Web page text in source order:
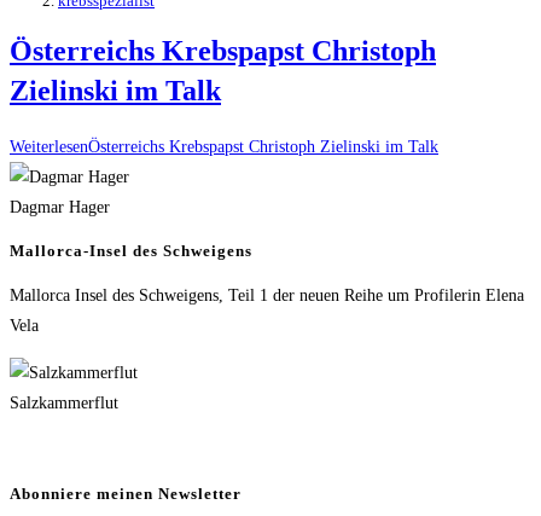
Österreichs Krebspapst Christoph
Zielinski im Talk
WeiterlesenÖsterreichs Krebspapst Christoph Zielinski im Talk
Dagmar Hager
Mallorca-Insel des Schweigens
Mallorca Insel des Schweigens, Teil 1 der neuen Reihe um Profilerin Elena
Vela
Salzkammerflut
Abonniere meinen Newsletter